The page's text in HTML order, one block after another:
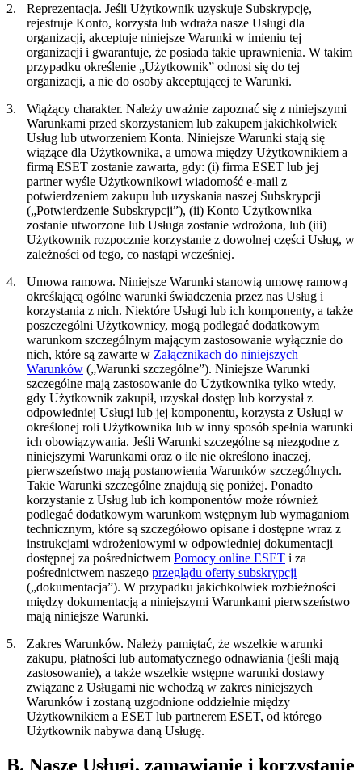
2.
Reprezentacja. Jeśli Użytkownik uzyskuje Subskrypcję,
rejestruje Konto, korzysta lub wdraża nasze Usługi dla
organizacji, akceptuje niniejsze Warunki w imieniu tej
organizacji i gwarantuje, że posiada takie uprawnienia. W takim
przypadku określenie „Użytkownik” odnosi się do tej
organizacji, a nie do osoby akceptującej te Warunki.
3.
Wiążący charakter. Należy uważnie zapoznać się z niniejszymi
Warunkami przed skorzystaniem lub zakupem jakichkolwiek
Usług lub utworzeniem Konta. Niniejsze Warunki stają się
wiążące dla Użytkownika, a umowa między Użytkownikiem a
firmą ESET zostanie zawarta, gdy: (i) firma ESET lub jej
partner wyśle Użytkownikowi wiadomość e-mail z
potwierdzeniem zakupu lub uzyskania naszej Subskrypcji
(„Potwierdzenie Subskrypcji”), (ii) Konto Użytkownika
zostanie utworzone lub Usługa zostanie wdrożona, lub (iii)
Użytkownik rozpocznie korzystanie z dowolnej części Usług, w
zależności od tego, co nastąpi wcześniej.
4.
Umowa ramowa. Niniejsze Warunki stanowią umowę ramową
określającą ogólne warunki świadczenia przez nas Usług i
korzystania z nich. Niektóre Usługi lub ich komponenty, a także
poszczególni Użytkownicy, mogą podlegać dodatkowym
warunkom szczególnym mającym zastosowanie wyłącznie do
nich, które są zawarte w Załącznikach do niniejszych
Warunków („Warunki szczególne”). Niniejsze Warunki
szczególne mają zastosowanie do Użytkownika tylko wtedy,
gdy Użytkownik zakupił, uzyskał dostęp lub korzystał z
odpowiedniej Usługi lub jej komponentu, korzysta z Usługi w
określonej roli Użytkownika lub w inny sposób spełnia warunki
ich obowiązywania. Jeśli Warunki szczególne są niezgodne z
niniejszymi Warunkami oraz o ile nie określono inaczej,
pierwszeństwo mają postanowienia Warunków szczególnych.
Takie Warunki szczególne znajdują się poniżej. Ponadto
korzystanie z Usług lub ich komponentów może również
podlegać dodatkowym warunkom wstępnym lub wymaganiom
technicznym, które są szczegółowo opisane i dostępne wraz z
instrukcjami wdrożeniowymi w odpowiedniej dokumentacji
dostępnej za pośrednictwem Pomocy online ESET i za
pośrednictwem naszego przeglądu oferty subskrypcji
(„dokumentacja”). W przypadku jakichkolwiek rozbieżności
między dokumentacją a niniejszymi Warunkami pierwszeństwo
mają niniejsze Warunki.
5.
Zakres Warunków. Należy pamiętać, że wszelkie warunki
zakupu, płatności lub automatycznego odnawiania (jeśli mają
zastosowanie), a także wszelkie wstępne warunki dostawy
związane z Usługami nie wchodzą w zakres niniejszych
Warunków i zostaną uzgodnione oddzielnie między
Użytkownikiem a ESET lub partnerem ESET, od którego
Użytkownik nabywa daną Usługę.
B. Nasze Usługi, zamawianie i korzystanie